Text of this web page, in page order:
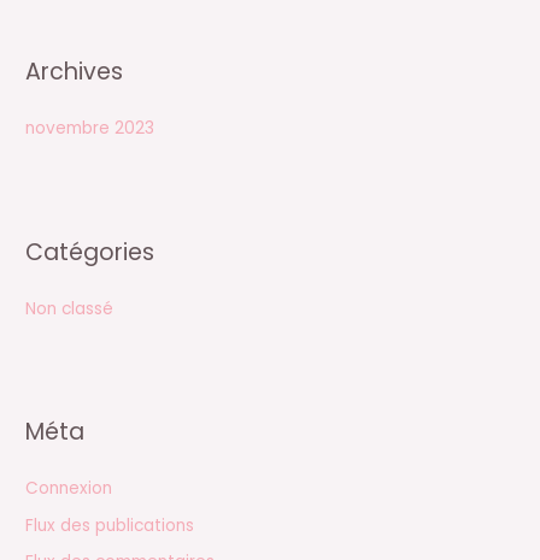
Archives
novembre 2023
Catégories
Non classé
Méta
Connexion
Flux des publications